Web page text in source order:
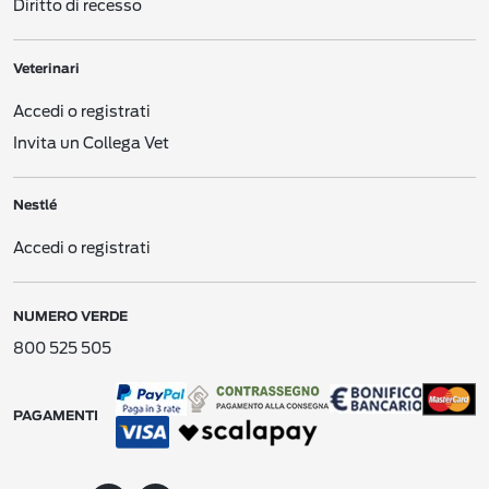
network come Facebook (“Siti web”).
Siti/app di Nestlé per cellulare
E-mail, testi e altri messaggi elettronici
Moduli di registrazione offline
Interazioni pubblicitarie
esempio, potremmo ricevere informazioni su una vostra possibile interazione
Dati creati da noi. Nel contesto delle nostre relazioni, potremmo creare alcuni
Dati Personali che si riferiscono a voi (ad esempio dati che si riferiscono ai vostri
acquisti ricavati dai nostri siti web).
di mercato (se il feedback non viene raccolto in forma anonima), aggregatori di
Diritto di recesso
Veterinari
Accedi o registrati
Invita un Collega Vet
Nestlé
Accedi o registrati
NUMERO VERDE
800 525 505
PAGAMENTI